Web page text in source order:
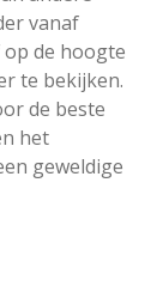
vanaf
de hoogte
te bekijken.
de beste
het
geweldige